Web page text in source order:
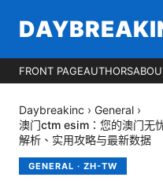
FRONT PAGEAUTHORS
Daybreakinc › General ›
澳门ctm esim：您的澳门
解析、实用攻略与最新数据
GENERAL · ZH-TW